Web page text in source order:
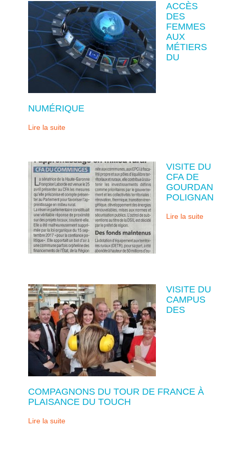
ACCÈS
DES
FEMMES
AUX
MÉTIERS
DU
NUMÉRIQUE
Lire la suite
VISITE DU
CFA DE
GOURDAN
POLIGNAN
Lire la suite
VISITE DU
CAMPUS
DES
COMPAGNONS DU TOUR DE FRANCE À
PLAISANCE DU TOUCH
Lire la suite